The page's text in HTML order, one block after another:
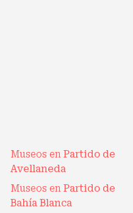
Museos en Partido de
Avellaneda
Museos en Partido de
Bahía Blanca